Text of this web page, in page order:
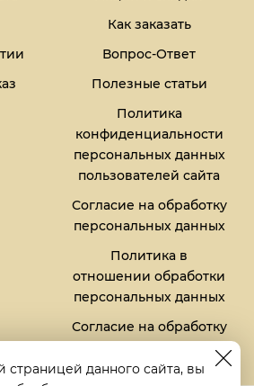
Как заказать
Вопрос-Ответ
Полезные статьи
Политика
конфиденциальности
персональных данных
пользователей сайта
Согласие на обработку
персональных данных
Политика в
отношении обработки
персональных данных
Согласие на обработку
файлов кукис (cookies)
страницей данного сайта, вы